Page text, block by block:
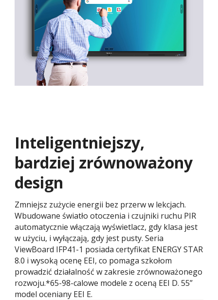
Inteligentniejszy,
bardziej zrównoważony
design
Zmniejsz zużycie energii bez przerw w lekcjach.
Wbudowane światło otoczenia i czujniki ruchu PIR
automatycznie włączają wyświetlacz, gdy klasa jest
w użyciu, i wyłączają, gdy jest pusty. Seria
ViewBoard IFP41-1 posiada certyfikat ENERGY STAR
8.0 i wysoką ocenę EEI, co pomaga szkołom
prowadzić działalność w zakresie zrównoważonego
rozwoju.*65-98-calowe modele z oceną EEI D. 55”
model oceniany EEI E.